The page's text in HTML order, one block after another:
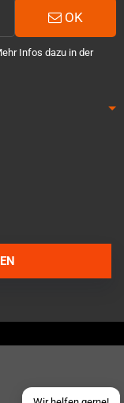
OK
Infos dazu in der
Server beitreten
uns eine eMail